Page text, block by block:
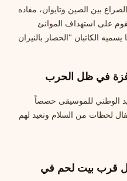
بين الصين وتايوان، مفاده
على استهداف الموانئ
الكاتبان "الحصار بالنيران
غزة في ظل الحرب
الوطني للموسيقى حصصاً
لحظات من السلام وتعيد لهم
قرب بيت لحم في